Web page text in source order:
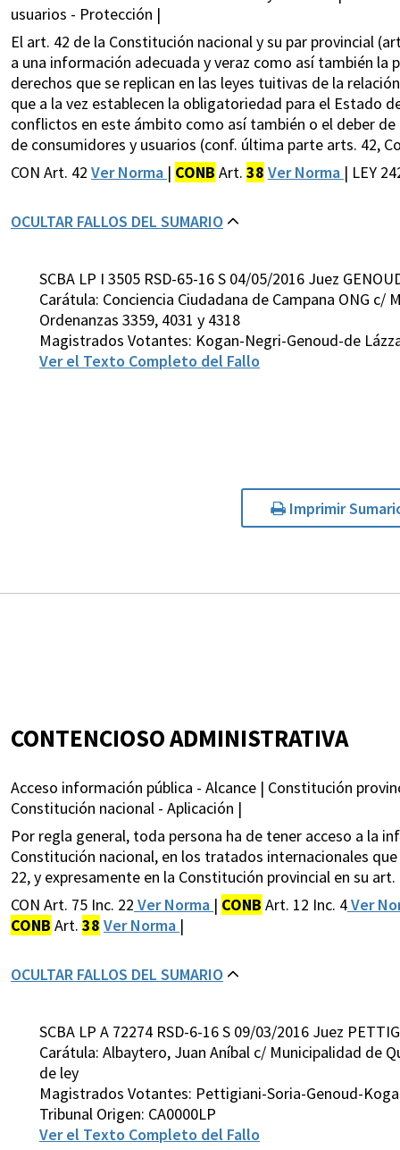
usuarios - Protección |
El art. 42 de la Constitución nacional y su par provincial
a una información adecuada y veraz como así también
derechos que se replican en las leyes tuitivas de la
que a la vez establecen la obligatoriedad para el Estado
conflictos en este ámbito como así también o el deber
de consumidores y usuarios (conf. última parte arts. 42,
CON Art. 42 Ver Norma | CONB Art. 38 Ver Norma | LEY
OCULTAR FALLOS DEL SUMARIO
SCBA LP I 3505 RSD-65-16 S 04/05/2016 Juez
Carátula: Conciencia Ciudadana de Campana ONG
Ordenanzas 3359, 4031 y 4318
Magistrados Votantes: Kogan-Negri-Genoud-de
Ver el Texto Completo del Fallo
Imprimir
CONTENCIOSO ADMINISTRATIVA
Acceso información pública - Alcance | Constitución
Constitución nacional - Aplicación |
Por regla general, toda persona ha de tener acceso a la
Constitución nacional, en los tratados internacionales
22, y expresamente en la Constitución provincial en su
CON Art. 75 Inc. 22 Ver Norma | CONB Art. 12 Inc. 4Ver
CONB Art. 38 Ver Norma |
OCULTAR FALLOS DEL SUMARIO
SCBA LP A 72274 RSD-6-16 S 09/03/2016 Juez
Carátula: Albaytero, Juan Aníbal c/ Municipalidad de
de ley
Magistrados Votantes: Pettigiani-Soria-Genoud-
Tribunal Origen: CA0000LP
Ver el Texto Completo del Fallo